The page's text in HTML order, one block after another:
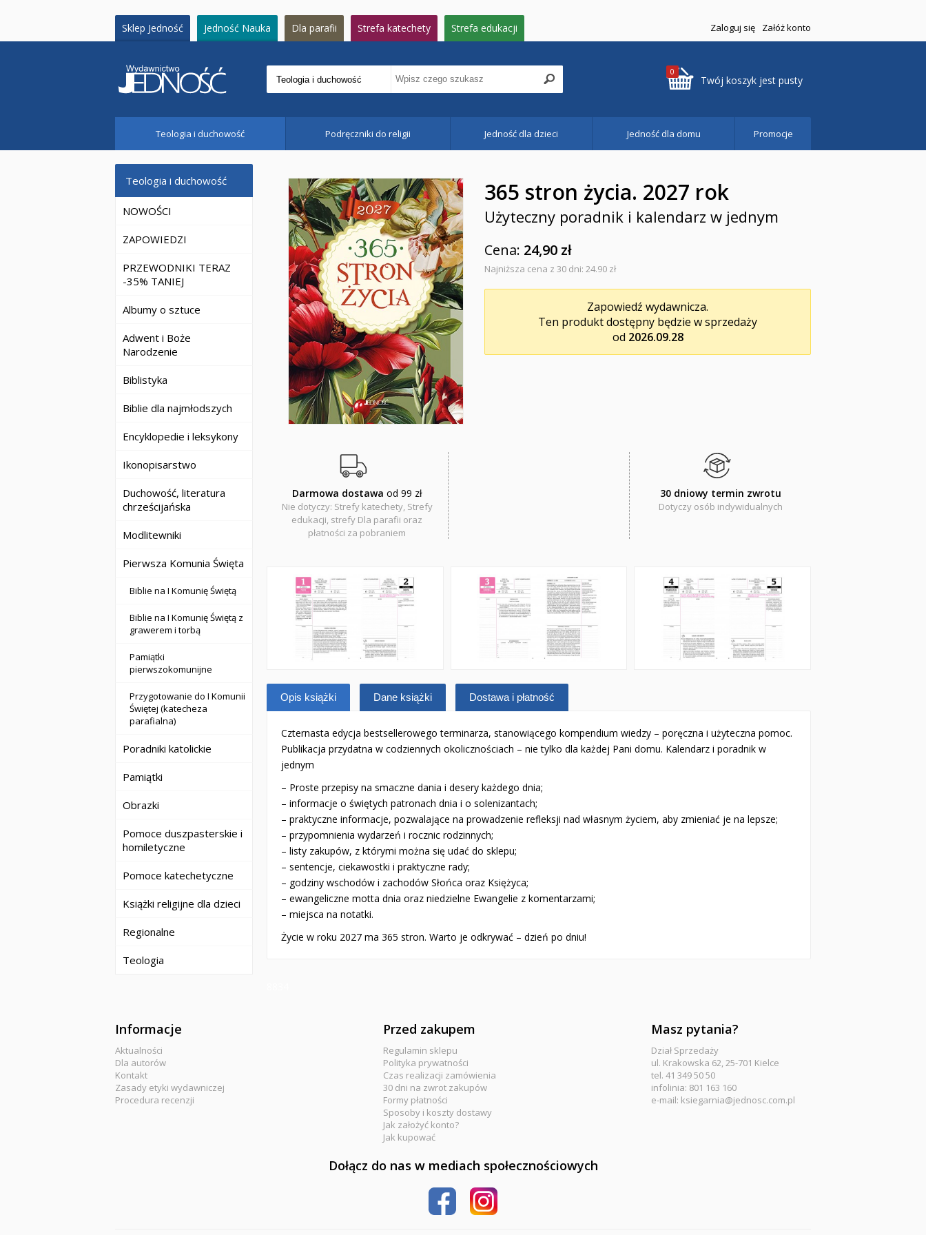
Sklep Jedność Jedność Nauka Dla parafii Strefa katechety Strefa edukacji Zaloguj się Załóż konto
0
Twój koszyk jest pusty
Teologia i duchowość Podręczniki do religii Jedność dla dzieci Jedność dla domu Promocje
Teologia i duchowość
NOWOŚCI
ZAPOWIEDZI
PRZEWODNIKI TERAZ
-35% TANIEJ
Albumy o sztuce
Adwent i Boże
Narodzenie
Biblistyka
Biblie dla najmłodszych
Encyklopedie i leksykony
Ikonopisarstwo
Duchowość, literatura
chrześcijańska
Modlitewniki
Pierwsza Komunia Święta
Biblie na I Komunię Świętą
Biblie na I Komunię Świętą z
grawerem i torbą
Pamiątki
pierwszokomunijne
Przygotowanie do I Komunii
Świętej (katecheza
parafialna)
Poradniki katolickie
Pamiątki
Obrazki
Pomoce duszpasterskie i
homiletyczne
Pomoce katechetyczne
Książki religijne dla dzieci
Regionalne
Teologia
365 stron życia. 2027 rok
Użyteczny poradnik i kalendarz w jednym
Cena: 24,90 zł
Najniższa cena z 30 dni: 24.90 zł
Zapowiedź wydawnicza.
Ten produkt dostępny będzie w sprzedaży
od 2026.09.28
Darmowa dostawa od 99 zł
Nie dotyczy: Strefy katechety, Strefy
edukacji, strefy Dla parafii oraz
płatności za pobraniem
30 dniowy termin zwrotu
Dotyczy osób indywidualnych
Opis książki Dane książki Dostawa i płatność
Czternasta edycja bestsellerowego terminarza, stanowiącego kompendium wiedzy – poręczna i użyteczna pomoc.
Publikacja przydatna w codziennych okolicznościach – nie tylko dla każdej Pani domu. Kalendarz i poradnik w
jednym
– Proste przepisy na smaczne dania i desery każdego dnia;
– informacje o świętych patronach dnia i o solenizantach;
– praktyczne informacje, pozwalające na prowadzenie refleksji nad własnym życiem, aby zmieniać je na lepsze;
– przypomnienia wydarzeń i rocznic rodzinnych;
– listy zakupów, z którymi można się udać do sklepu;
– sentencje, ciekawostki i praktyczne rady;
– godziny wschodów i zachodów Słońca oraz Księżyca;
– ewangeliczne motta dnia oraz niedzielne Ewangelie z komentarzami;
– miejsca na notatki.
Życie w roku 2027 ma 365 stron. Warto je odkrywać – dzień po dniu!
Informacje
Aktualności
Dla autorów
Kontakt
Zasady etyki wydawniczej
Procedura recenzji
Przed zakupem
Regulamin sklepu
Polityka prywatności
Czas realizacji zamówienia
30 dni na zwrot zakupów
Formy płatności
Sposoby i koszty dostawy
Jak założyć konto?
Jak kupować
Masz pytania?
Dział Sprzedaży
ul. Krakowska 62, 25-701 Kielce
tel. 41 349 50 50
infolinia: 801 163 160
e-mail: ksiegarnia@jednosc.com.pl
Dołącz do nas w mediach społecznościowych